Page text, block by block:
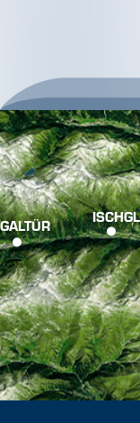
GALTÜR ISCHGL